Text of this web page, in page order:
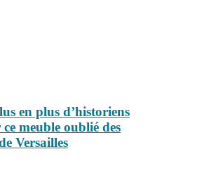
en plus d’historiens
meuble oublié des
Versailles